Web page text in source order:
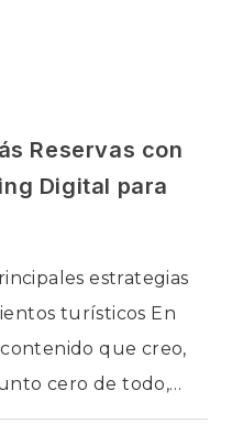
Reservas con
Digital para
estrategias
turísticos En
que creo,
cero de todo,…